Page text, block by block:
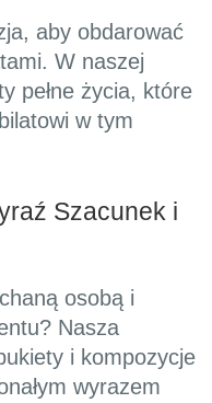
aby obdarować
W naszej
pełne życia, które
w tym
Szacunek i
osobą i
Nasza
i kompozycje
wyrazem